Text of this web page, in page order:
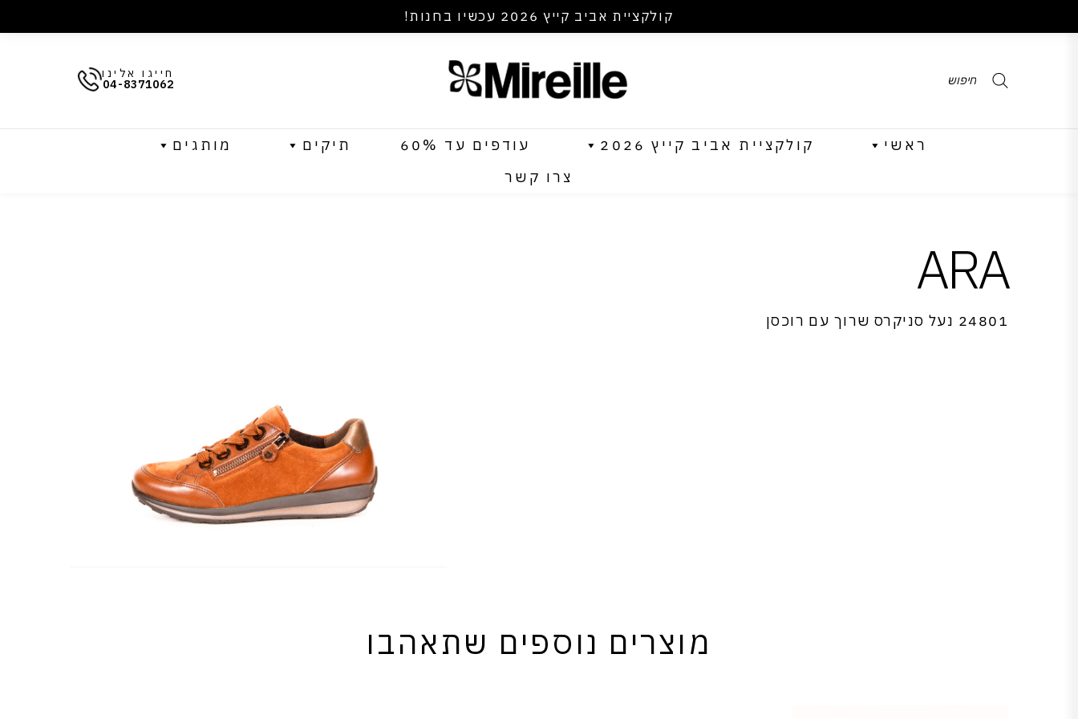
קולקציית אביב קייץ 2026 עכשיו בחנות!
Products
search
חייגו אלינו
04-8371062
ראשי קולקציית אביב קייץ 2026 עודפים עד 60% תיקים
מותגים
צרו קשר
ARA
24801 נעל סניקרס שרוך עם רוכסן
מוצרים נוספים שתאהבו